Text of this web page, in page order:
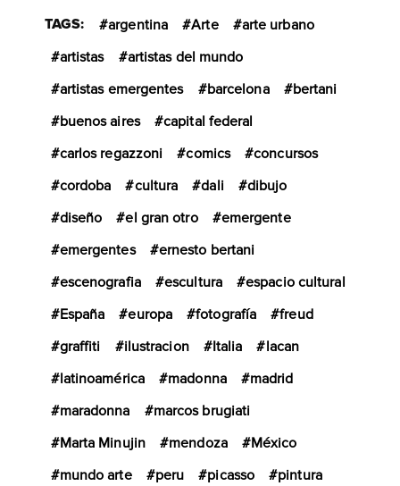
TAGS: argentina Arte
arte urbano
artistas
artistas del mundo
artistas emergentes
barcelona
bertani
buenos aires
capital federal
carlos regazzoni
comics
concursos
cordoba
cultura dali
dibujo
diseño
el gran otro
emergente
emergentes
ernesto bertani
escenografia
escultura
espacio cultural
España
europa fotografía
freud
graffiti
ilustracion Italia
lacan
latinoamérica
madonna
madrid
maradonna
marcos brugiati
Marta Minujin
mendoza
México
mundo arte
peru picasso
pintura